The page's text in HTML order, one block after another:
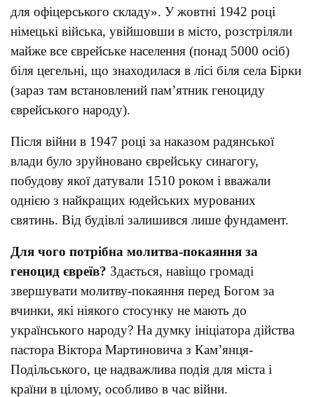
для офіцерського складу». У жовтні 1942 році
німецькі війська, увійшовши в місто, розстріляли
майже все єврейське населення (понад 5000 осіб)
біля цегельні, що знаходилася в лісі біля села Бірки
(зараз там встановлений пам’ятник геноциду
єврейського народу).
Після війни в 1947 році за наказом радянської
влади було зруйновано єврейську синагогу,
побудову якої датували 1510 роком і вважали
однією з найкращих юдейських мурованих
святинь. Від будівлі залишився лише фундамент.
Для чого потрібна молитва-покаяння за
геноцид євреїв? Здається, навіщо громаді
звершувати молитву-покаяння перед Богом за
вчинки, які ніякого стосунку не мають до
українського народу? На думку ініціатора дійства
пастора Віктора Мартиновича з Кам’янця-
Подільського, це надважлива подія для міста і
країни в цілому, особливо в час війни.